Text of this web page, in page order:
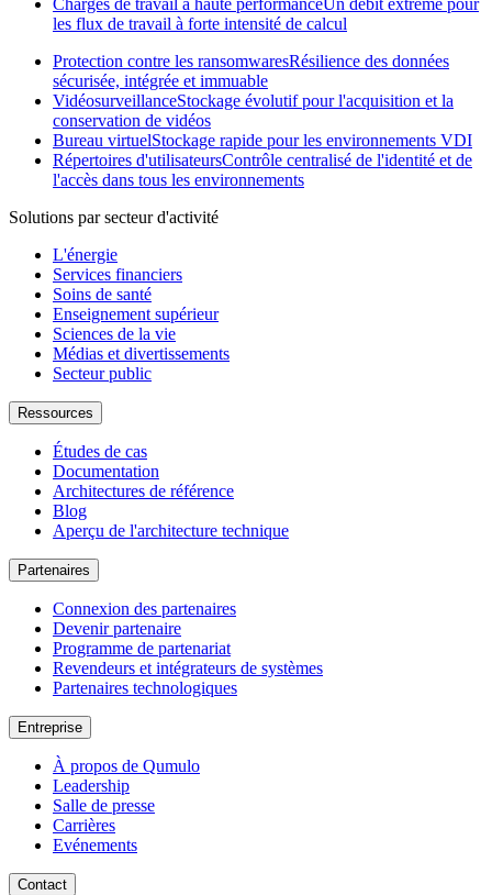
Charges de travail à haute performanceUn débit extrême pour
les flux de travail à forte intensité de calcul
Protection contre les ransomwaresRésilience des données
sécurisée, intégrée et immuable
VidéosurveillanceStockage évolutif pour l'acquisition et la
conservation de vidéos
Bureau virtuelStockage rapide pour les environnements VDI
Répertoires d'utilisateursContrôle centralisé de l'identité et de
l'accès dans tous les environnements
Solutions par secteur d'activité
L'énergie
Services financiers
Soins de santé
Enseignement supérieur
Sciences de la vie
Médias et divertissements
Secteur public
Ressources
Études de cas
Documentation
Architectures de référence
Blog
Aperçu de l'architecture technique
Partenaires
Connexion des partenaires
Devenir partenaire
Programme de partenariat
Revendeurs et intégrateurs de systèmes
Partenaires technologiques
Entreprise
À propos de Qumulo
Leadership
Salle de presse
Carrières
Evénements
Contact